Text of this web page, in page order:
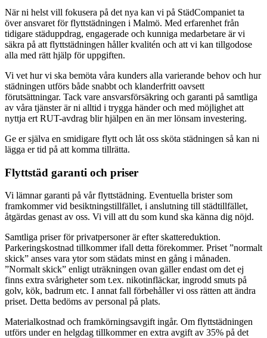
När ni helst vill fokusera på det nya kan vi på StädCompaniet ta
över ansvaret för flyttstädningen i Malmö. Med erfarenhet från
tidigare städuppdrag, engagerade och kunniga medarbetare är vi
säkra på att flyttstädningen håller kvalitén och att vi kan tillgodose
alla med rätt hjälp för uppgiften.
Vi vet hur vi ska bemöta våra kunders alla varierande behov och hur
städningen utförs både snabbt och klanderfritt oavsett
förutsättningar. Tack vare ansvarsförsäkring och garanti på samtliga
av våra tjänster är ni alltid i trygga händer och med möjlighet att
nyttja ert RUT-avdrag blir hjälpen en än mer lönsam investering.
Ge er själva en smidigare flytt och låt oss sköta städningen så kan ni
lägga er tid på att komma tillrätta.
Flyttstäd garanti och priser
Vi lämnar garanti på vår flyttstädning. Eventuella brister som
framkommer vid besiktningstillfället, i anslutning till städtillfället,
åtgärdas genast av oss. Vi vill att du som kund ska känna dig nöjd.
Samtliga priser för privatpersoner är efter skattereduktion.
Parkeringskostnad tillkommer ifall detta förekommer. Priset ”normalt
skick” anses vara ytor som städats minst en gång i månaden.
”Normalt skick” enligt uträkningen ovan gäller endast om det ej
finns extra svårigheter som t.ex. nikotinfläckar, ingrodd smuts på
golv, kök, badrum etc. I annat fall förbehåller vi oss rätten att ändra
priset. Detta bedöms av personal på plats.
Materialkostnad och framkörningsavgift ingår. Om flyttstädningen
utförs under en helgdag tillkommer en extra avgift av 35% på det